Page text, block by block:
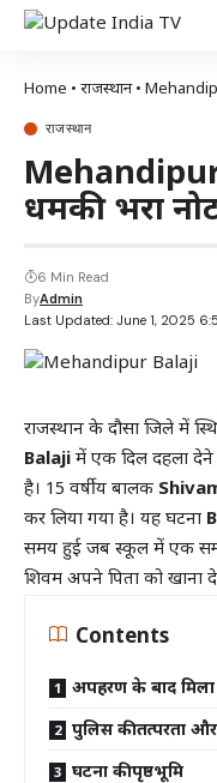
Home • राजस्थान•
राजस्थान
धमकी भरा
Last Updated: June 1, 2025
ByAdmin
6 Min Read
राजस्थान के दौसा जिले में
Balaji में एक दिल दहला देने
है। 15 वर्षीय बालक
कर लिया गया है। यह घटना
समय हुई जब स्कूल में एक
शिवम अपने पिता को खाना
Contents
अपहरण के बाद मिला
पुलिस की तत्परता
घटना की पृष्ठभूमि